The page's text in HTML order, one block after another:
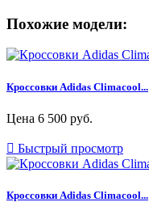
Похожие модели:
Кроссовки Adidas Climacool...
Цена 6 500 руб.
 Быстрый просмотр
Кроссовки Adidas Climacool...